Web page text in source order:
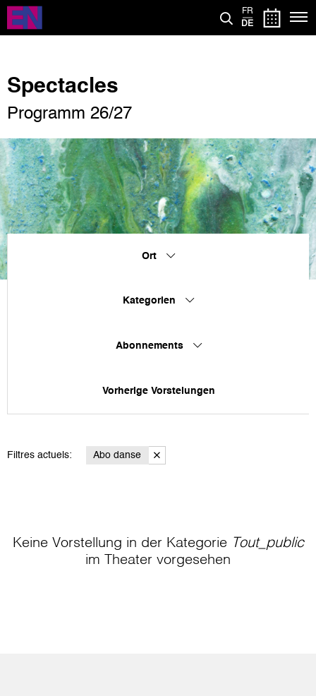
Direkt
zum
Inhalt
FR
DE
Spectacles
Programm 26/27
Ort
Kategorien
Abonnements
Vorherige Vorstelungen
Filtres actuels: Abo danse
Keine Vorstellung in der Kategorie Tout_public
im Theater vorgesehen